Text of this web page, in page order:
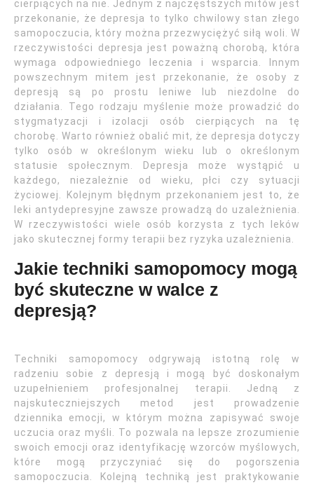
cierpiących na nie. Jednym z najczęstszych mitów jest
przekonanie, że depresja to tylko chwilowy stan złego
samopoczucia, który można przezwyciężyć siłą woli. W
rzeczywistości depresja jest poważną chorobą, która
wymaga odpowiedniego leczenia i wsparcia. Innym
powszechnym mitem jest przekonanie, że osoby z
depresją są po prostu leniwe lub niezdolne do
działania. Tego rodzaju myślenie może prowadzić do
stygmatyzacji i izolacji osób cierpiących na tę
chorobę. Warto również obalić mit, że depresja dotyczy
tylko osób w określonym wieku lub o określonym
statusie społecznym. Depresja może wystąpić u
każdego, niezależnie od wieku, płci czy sytuacji
życiowej. Kolejnym błędnym przekonaniem jest to, że
leki antydepresyjne zawsze prowadzą do uzależnienia.
W rzeczywistości wiele osób korzysta z tych leków
jako skutecznej formy terapii bez ryzyka uzależnienia.
Jakie techniki samopomocy mogą
być skuteczne w walce z
depresją?
Techniki samopomocy odgrywają istotną rolę w
radzeniu sobie z depresją i mogą być doskonałym
uzupełnieniem profesjonalnej terapii. Jedną z
najskuteczniejszych metod jest prowadzenie
dziennika emocji, w którym można zapisywać swoje
uczucia oraz myśli. To pozwala na lepsze zrozumienie
swoich emocji oraz identyfikację wzorców myślowych,
które mogą przyczyniać się do pogorszenia
samopoczucia. Kolejną techniką jest praktykowanie